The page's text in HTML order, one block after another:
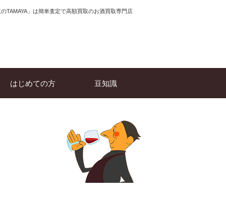
のTAMAYA」は簡単査定で高額買取のお酒買取専門店
はじめての方 豆知識